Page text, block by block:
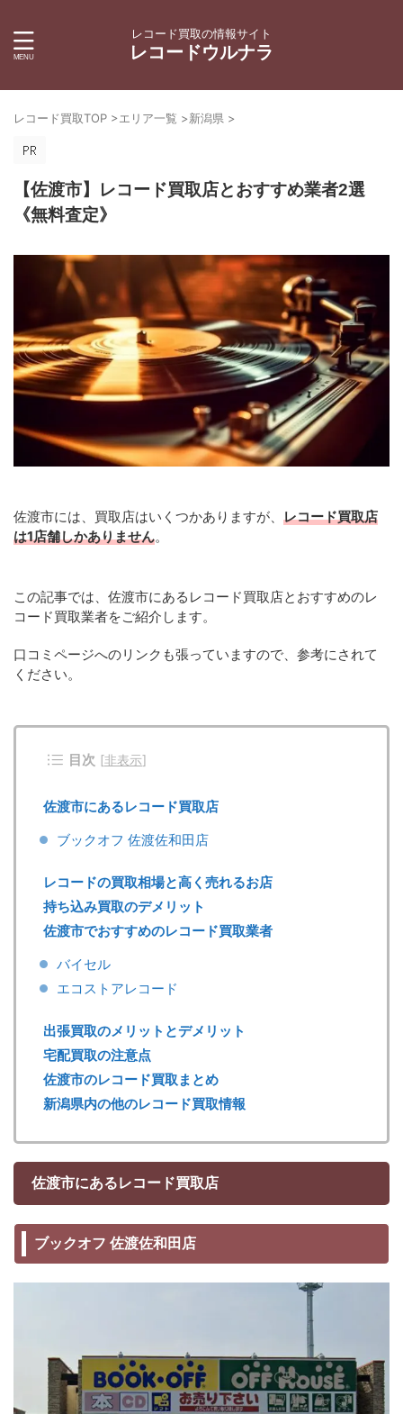
レコード買取の情報サイト
レコードウルナラ
レコード買取TOP >エリア一覧 >新潟県 >
【佐渡市】レコード買取店とおすすめ業者2選
《無料査定》
佐渡市には、買取店はいくつかありますが、 レコード買取店
は1店舗しかありません。
この記事では、佐渡市にあるレコード買取店とおすすめのレ
コード買取業者をご紹介します。
口コミページへのリンクも張っていますので、参考にされて
ください。
目次 [非表示]
佐渡市にあるレコード買取店
ブックオフ 佐渡佐和田店
レコードの買取相場と高く売れるお店
持ち込み買取のデメリット
佐渡市でおすすめのレコード買取業者
バイセル
エコストアレコード
出張買取のメリットとデメリット
宅配買取の注意点
佐渡市のレコード買取まとめ
新潟県内の他のレコード買取情報
佐渡市にあるレコード買取店
ブックオフ 佐渡佐和田店